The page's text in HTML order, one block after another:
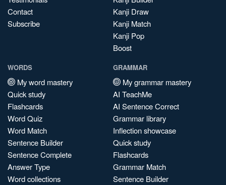
Contact
Subscribe
Kanji Draw
Kanji Match
Kanji Pop
Boost
WORDS
My word mastery
Quick study
Flashcards
Word Quiz
Word Match
Sentence Builder
Sentence Complete
Answer Type
Word collections
GRAMMAR
My grammar mastery
AI TeachMe
AI Sentence Correct
Grammar library
Inflection showcase
Quick study
Flashcards
Grammar Match
Sentence Builder